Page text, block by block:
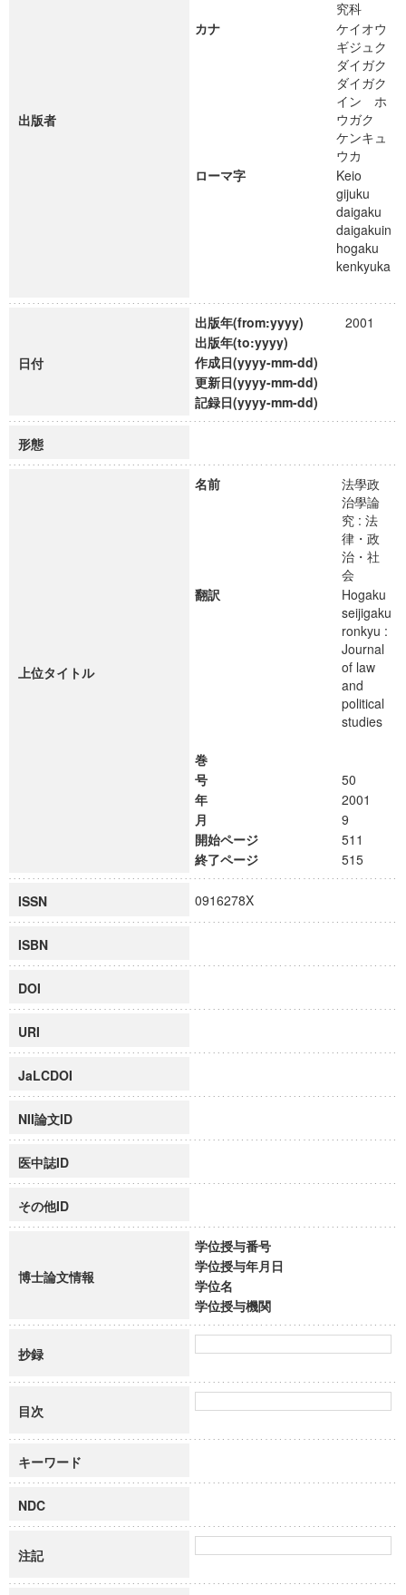
出版者
究科
カナ
ケイオウ
ギジュク
ダイガク
ダイガク
イン ホ
ウガク
ケンキュ
ウカ
ローマ字
Keio
gijuku
daigaku
daigakuin
hogaku
kenkyuka
日付
出版年(from:yyyy)
2001
出版年(to:yyyy)
作成日(yyyy-mm-dd)
更新日(yyyy-mm-dd)
記録日(yyyy-mm-dd)
形態
上位タイトル
名前
法學政
治學論
究 : 法
律・政
治・社
会
翻訳
Hogaku
seijigaku
ronkyu :
Journal
of law
and
political
studies
巻
号
50
年
2001
月
9
開始ページ
511
終了ページ
515
ISSN 0916278X
ISBN
DOI
URI
JaLCDOI
NII論文ID
医中誌ID
その他ID
博士論文情報
学位授与番号
学位授与年月日
学位名
学位授与機関
抄録
目次
キーワード
NDC
注記